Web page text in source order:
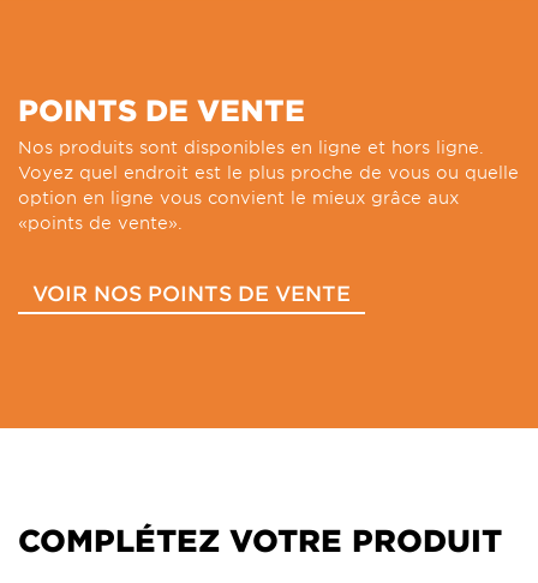
POINTS DE VENTE
Nos produits sont disponibles en ligne et hors ligne.
Voyez quel endroit est le plus proche de vous ou quelle
option en ligne vous convient le mieux grâce aux
«points de vente».
VOIR NOS POINTS DE VENTE
COMPLÉTEZ VOTRE PRODUIT